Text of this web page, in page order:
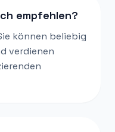
empfehlen?
können beliebig
verdienen